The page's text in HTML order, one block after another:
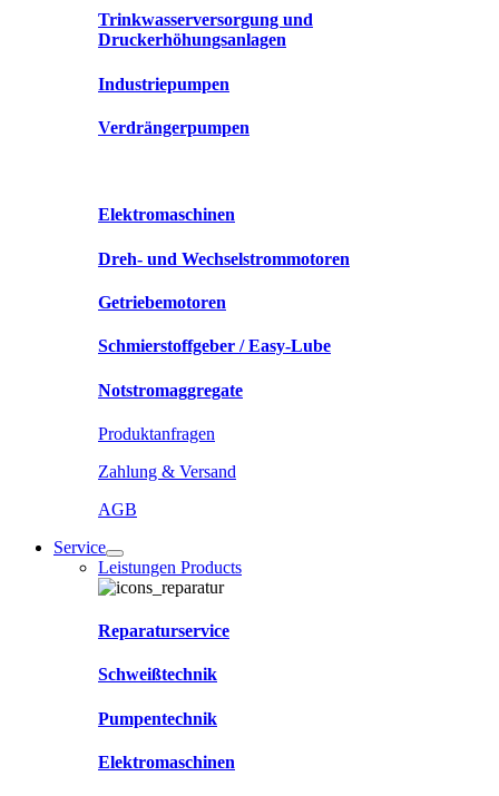
Trinkwasserversorgung und
Druckerhöhungsanlagen
Industriepumpen
Verdrängerpumpen
Elektromaschinen
Dreh- und Wechselstrommotoren
Getriebemotoren
Schmierstoffgeber / Easy-Lube
Notstromaggregate
Produktanfragen
Zahlung & Versand
AGB
Service
Leistungen Products
Reparaturservice
Schweißtechnik
Pumpentechnik
Elektromaschinen